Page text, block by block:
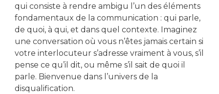
qui consiste à rendre ambigu l’un des éléments
fondamentaux de la communication : qui parle,
de quoi, à qui, et dans quel contexte. Imaginez
une conversation où vous n’êtes jamais certain si
votre interlocuteur s’adresse vraiment à vous, s’il
pense ce qu’il dit, ou même s’il sait de quoi il
parle. Bienvenue dans l’univers de la
disqualification.